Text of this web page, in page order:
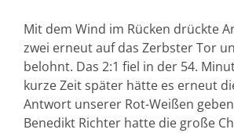
Mit dem Wind im Rücken drückte
zwei erneut auf das Zerbster Tor
belohnt. Das 2:1 fiel in der 54.
kurze Zeit später hätte es erneut
Antwort unserer Rot-Weißen
Benedikt Richter hatte die große